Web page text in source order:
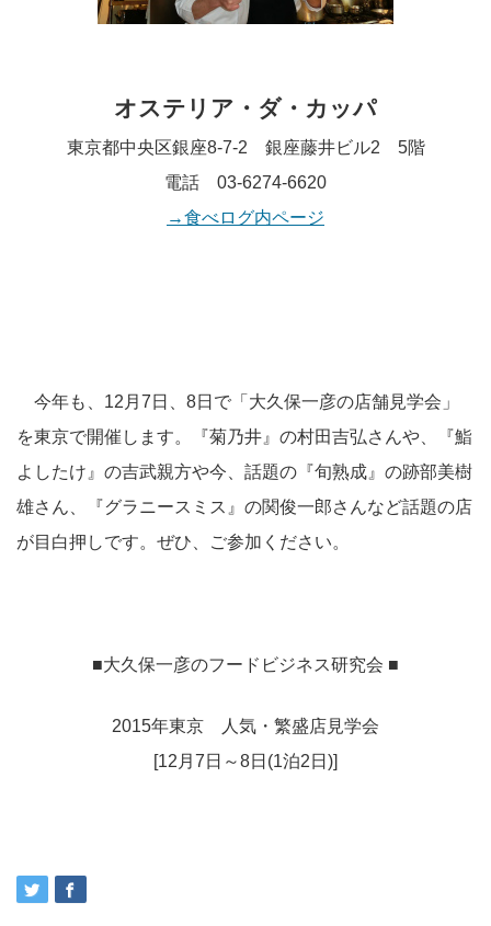
オステリア・ダ・カッパ
東京都中央区銀座8-7-2 銀座藤井ビル2 5階
電話 03-6274-6620
→食べログ内ページ
今年も、12月7日、8日で「大久保一彦の店舗見学会」
を東京で開催します。『菊乃井』の村田吉弘さんや、『鮨
よしたけ』の吉武親方や今、話題の『旬熟成』の跡部美樹
雄さん、『グラニースミス』の関俊一郎さんなど話題の店
が目白押しです。ぜひ、ご参加ください。
■大久保一彦のフードビジネス研究会 ■
2015年東京 人気・繁盛店見学会
[12月7日～8日(1泊2日)]